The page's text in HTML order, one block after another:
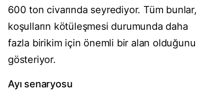
600 ton civarında seyrediyor. Tüm bunlar,
koşulların kötüleşmesi durumunda daha
fazla birikim için önemli bir alan olduğunu
gösteriyor.
Ayı senaryosu